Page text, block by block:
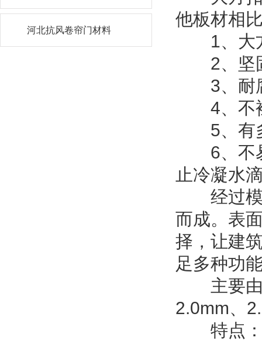
他板材相
1、大方
2、坚固
3、耐腐
4、不褪
5、有多
6、不易
止冷凝水
经过模
而成。表
择，让建
足多种功
主要由
2.0mm、
特点
河北抗风卷帘门材料